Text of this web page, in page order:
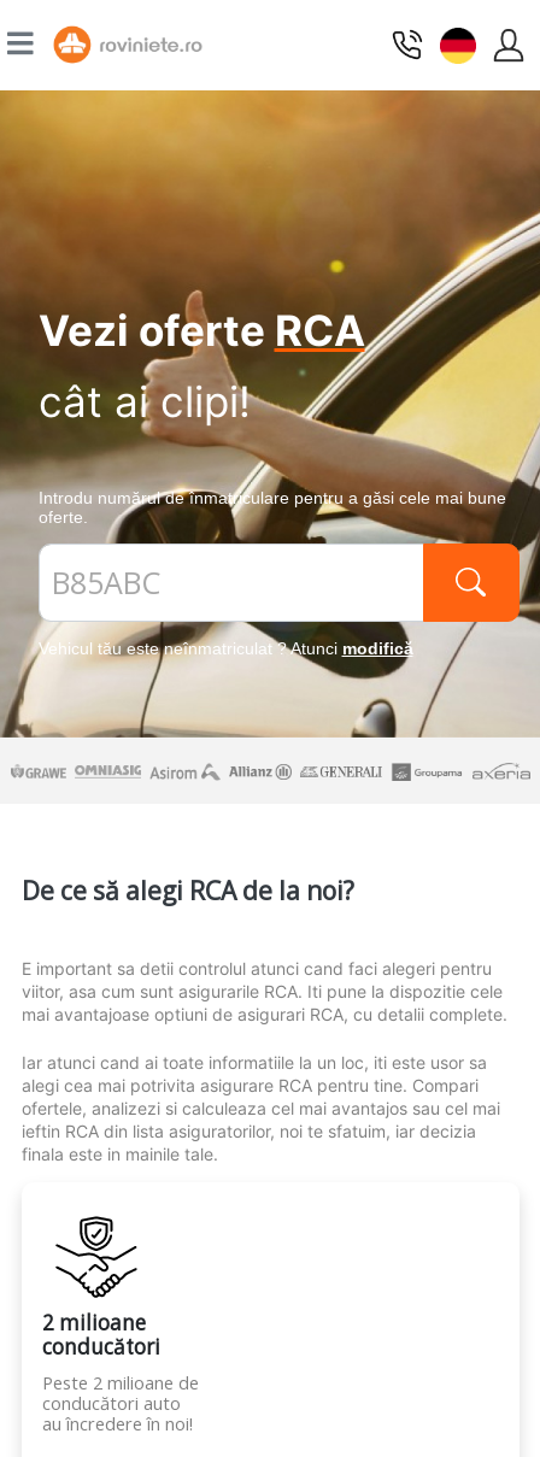
Vezi oferte RCA
cât ai clipi!
Introdu numărul de înmatriculare pentru a găsi cele mai bune
oferte.
Vehicul tău este neînmatriculat ? Atunci modifică
De ce să alegi RCA de la noi?
E important sa detii controlul atunci cand faci alegeri pentru
viitor, asa cum sunt asigurarile RCA. Iti pune la dispozitie cele
mai avantajoase optiuni de asigurari RCA, cu detalii complete.
Iar atunci cand ai toate informatiile la un loc, iti este usor sa
alegi cea mai potrivita asigurare RCA pentru tine. Compari
ofertele, analizezi si calculeaza cel mai avantajos sau cel mai
ieftin RCA din lista asiguratorilor, noi te sfatuim, iar decizia
finala este in mainile tale.
2 milioane
conducători
Peste 2 milioane de
conducători auto
au încredere în noi!